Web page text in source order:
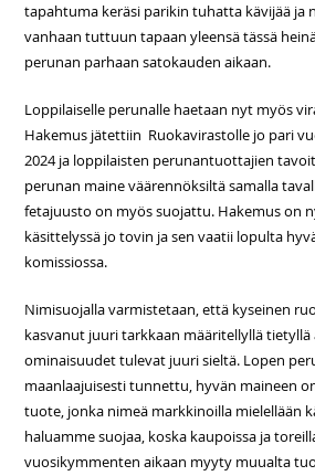
tapahtuma keräsi parikin tuhatta kävijää ja
vanhaan tuttuun tapaan yleensä tässä
perunan parhaan satokauden aikaan.
Loppilaiselle perunalle haetaan nyt myös
Hakemus jätettiin Ruokavirastolle jo pari
2024 ja loppilaisten perunantuottajien
perunan maine väärennöksiltä samalla
fetajuusto on myös suojattu. Hakemus on
käsittelyssä jo tovin ja sen vaatii lopulta
komissiossa.
Nimisuojalla varmistetaan, että kyseinen
kasvanut juuri tarkkaan määritellyllä tietyllä
ominaisuudet tulevat juuri sieltä. Lopen
maanlaajuisesti tunnettu, hyvän maineen
tuote, jonka nimeä markkinoilla mielellään
haluamme suojaa, koska kaupoissa ja
vuosikymmenten aikaan myyty muualta